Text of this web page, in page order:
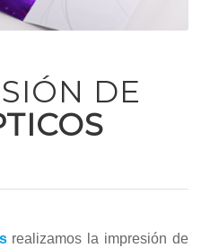
DE
realizamos la impresión de